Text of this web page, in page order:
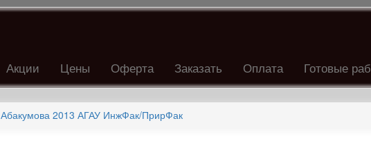
Акции Цены Оферта Заказать Оплата Готовые
Абакумова 2013 АГАУ ИнжФак/ПрирФак